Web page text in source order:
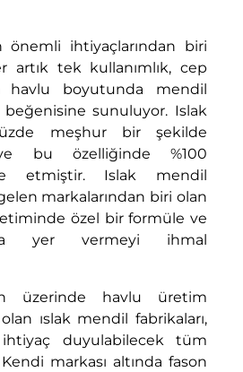
а
е
к
önemli ihtiyaçlarından biri
artık tek kullanımlık, cep
boyutunda mendil
beğenisine sunuluyor. Islak
meşhur bir şekilde
ve bu özelliğinde %100
etmiştir. Islak mendil
markalarından biri olan
özel bir formüle ve
yer vermeyi ihmal
üzerinde havlu üretim
ıslak mendil fabrikaları,
duyulabilecek tüm
markası altında fason